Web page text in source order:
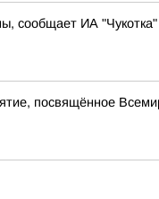
сообщает ИА "Чукотка"
посвящённое